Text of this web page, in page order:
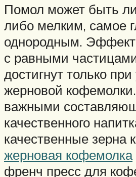
Помол может быть
либо мелким, самое
однородным.
с равными
достигнут только
жерновой
важными
качественного
качественные зерна
жерновая кофемолка
френч пресс для